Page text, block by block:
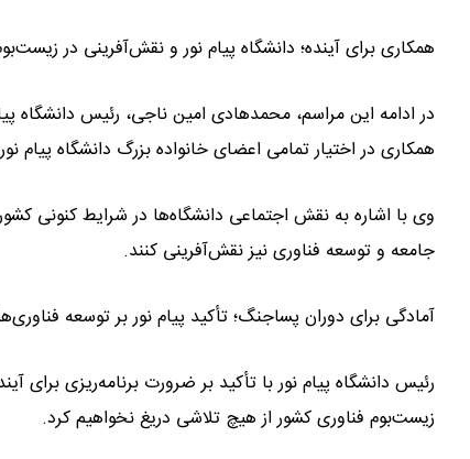
همکاری برای آینده؛ دانشگاه پیام نور و نقش‌آفرینی در
در ادامه این مراسم، محمدهادی امین ناجی، رئیس دانشگاه
همکاری در اختیار تمامی اعضای خانواده بزرگ دانشگاه پیام
وی با اشاره به نقش اجتماعی دانشگاه‌ها در شرایط کنونی
جامعه و توسعه فناوری نیز نقش‌آفرینی کنند.
آمادگی برای دوران پساجنگ؛ تأکید پیام نور بر توسعه
رئیس دانشگاه پیام نور با تأکید بر ضرورت برنامه‌ریزی برای
زیست‌بوم فناوری کشور از هیچ تلاشی دریغ نخواهیم کرد.